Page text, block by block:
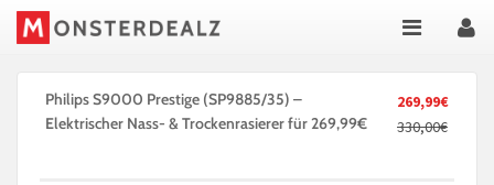
269,99€
330,00€
Philips S9000 Prestige (SP9885/35) –
Elektrischer Nass- & Trockenrasierer für 269,99€